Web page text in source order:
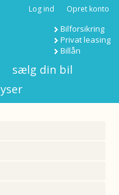
Log ind Opret konto
Bilforsikring
Privat leasing
Billån
sælg din bil